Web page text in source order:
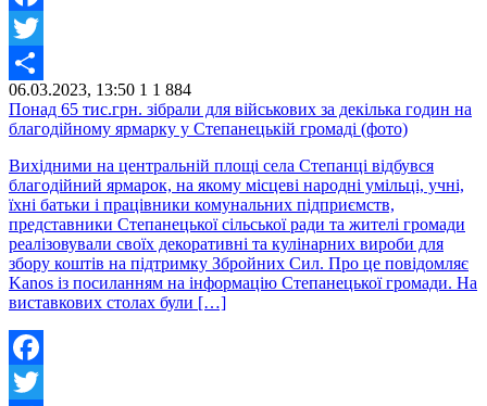
Facebook
Twitter
Share
06.03.2023, 13:50 1 1 884
Понад 65 тис.грн. зібрали для військових за декілька годин на
благодійному ярмарку у Степанецькій громаді (фото)
Вихідними на центральній площі села Степанці відбувся
благодійний ярмарок, на якому місцеві народні умільці, учні,
їхні батьки і працівники комунальних підприємств,
представники Степанецької сільської ради та жителі громади
реалізовували своїх декоративні та кулінарних вироби для
збору коштів на підтримку Збройних Сил. Про це повідомляє
Kanos із посиланням на інформацію Степанецької громади. На
виставкових столах були […]
Facebook